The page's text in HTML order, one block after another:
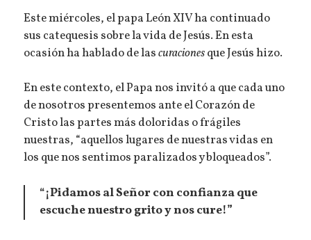
Este miércoles, el papa León XIV ha continuado
sus catequesis sobre la vida de Jesús. En esta
ocasión ha hablado de lascuracionesque Jesús hizo.
En este contexto, el Papa nos invitó a que cada uno
de nosotros presentemos ante el Corazón de
Cristo las partes más doloridas o frágiles
nuestras, “aquellos lugares de nuestras vidas en
los que nos sentimos paralizados y bloqueados”.
“¡Pidamos al Señor con confianza que
escuche nuestro grito y nos cure!”